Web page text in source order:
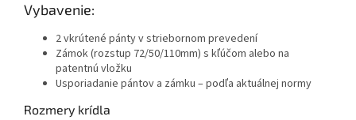
Vybavenie:
2 vkrútené pánty v striebornom prevedení
Zámok (rozstup 72/50/110mm) s kľúčom alebo na
patentnú vložku
Usporiadanie pántov a zámku – podľa aktuálnej normy
Rozmery krídla